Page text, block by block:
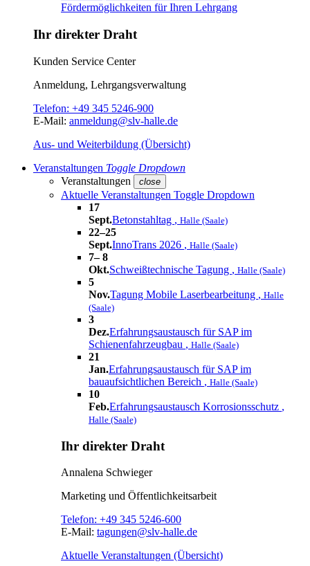
Ihr direkter Draht
Kunden Service Center
Anmeldung, Lehrgangsverwaltung
Telefon: +49 345 5246-900
E-Mail: anmeldung@slv-halle.de
Aus- und Weiterbildung (Übersicht)
Veranstaltungen Toggle Dropdown
Veranstaltungen
close
Aktuelle Veranstaltungen Toggle Dropdown
17
Sept.Betonstahltag , Halle (Saale)
22–25
Sept.InnoTrans 2026 , Halle (Saale)
7– 8
Okt.Schweißtechnische Tagung , Halle (Saale)
5
Nov.Tagung Mobile Laserbearbeitung , Halle
(Saale)
3
Dez.Erfahrungsaustausch für SAP im
Schienenfahrzeugbau , Halle (Saale)
21
Jan.Erfahrungsaustausch für SAP im
bauaufsichtlichen Bereich , Halle (Saale)
10
Feb.Erfahrungsaustausch Korrosionsschutz ,
Halle (Saale)
Ihr direkter Draht
Annalena Schwieger
Marketing und Öffentlichkeitsarbeit
Telefon: +49 345 5246-600
E-Mail: tagungen@slv-halle.de
Aktuelle Veranstaltungen (Übersicht)